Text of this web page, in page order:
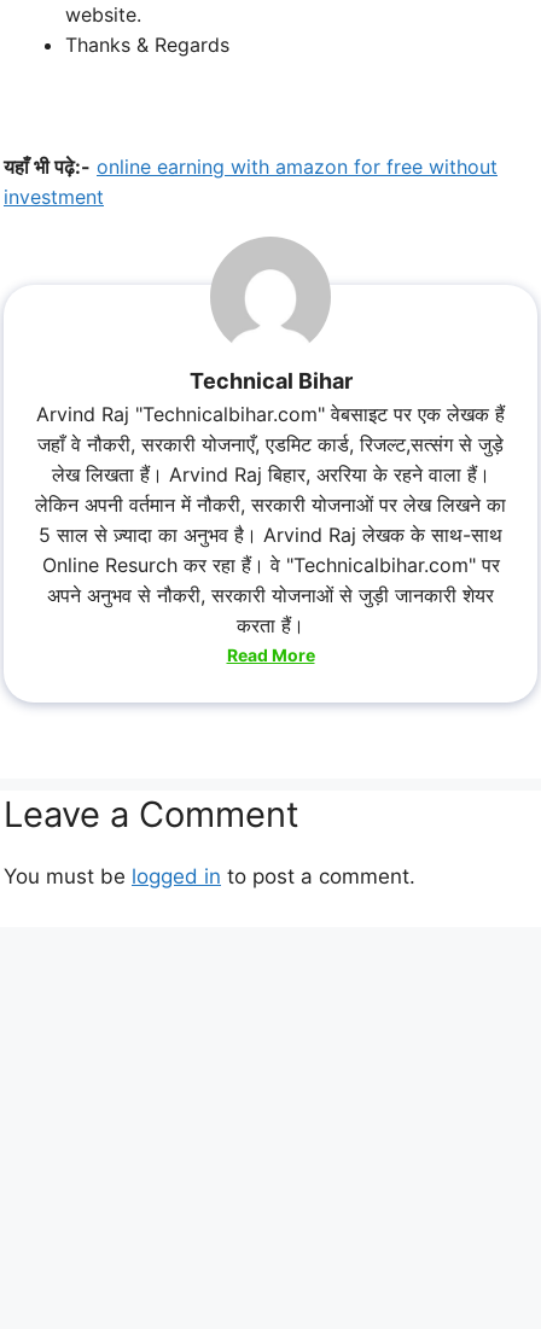
website.
Thanks & Regards
यहाँ भी पढ़े:- online earning with amazon for free without
investment
Technical Bihar
Arvind Raj "Technicalbihar.com" वेबसाइट पर एक लेखक हैं
जहाँ वे नौकरी, सरकारी योजनाएँ, एडमिट कार्ड, रिजल्ट,सत्संग से जुड़े
लेख लिखता हैं। Arvind Raj बिहार, अररिया के रहने वाला हैं।
लेकिन अपनी वर्तमान में नौकरी, सरकारी योजनाओं पर लेख लिखने का
5 साल से ज़्यादा का अनुभव है। Arvind Raj लेखक के साथ-साथ
Online Resurch कर रहा हैं। वे "Technicalbihar.com" पर
अपने अनुभव से नौकरी, सरकारी योजनाओं से जुड़ी जानकारी शेयर
करता हैं।
Read More
Leave a Comment
You must be logged in to post a comment.